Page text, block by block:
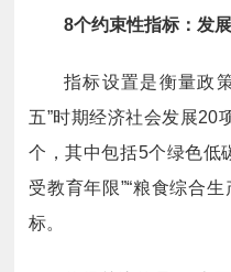
8个约束性指标：发
指标设置是衡量政
五”时期经济社会发展20
个，其中包括5个绿色低
受教育年限”“粮食综合
标。